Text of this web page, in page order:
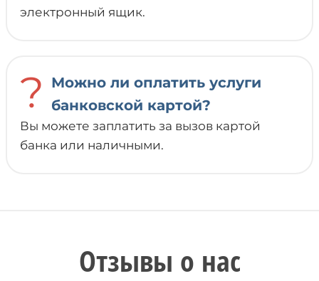
электронный ящик.
?
Можно ли оплатить услуги
банковской картой?
Вы можете заплатить за вызов картой
банка или наличными.
Отзывы о нас